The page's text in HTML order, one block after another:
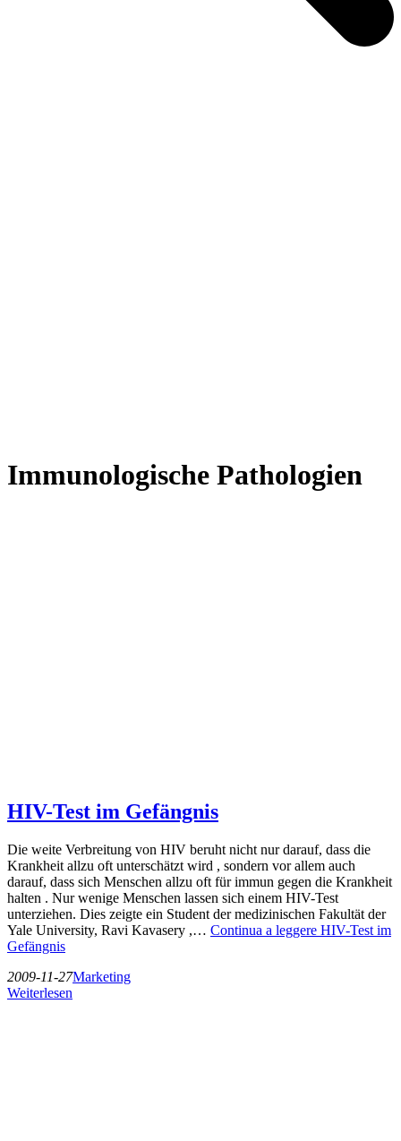
Immunologische Pathologien
HIV-Test im Gefängnis
Die weite Verbreitung von HIV beruht nicht nur darauf, dass die
Krankheit allzu oft unterschätzt wird , sondern vor allem auch
darauf, dass sich Menschen allzu oft für immun gegen die Krankheit
halten . Nur wenige Menschen lassen sich einem HIV-Test
unterziehen. Dies zeigte ein Student der medizinischen Fakultät der
Yale University, Ravi Kavasery ,… Continua a leggere HIV-Test im
Gefängnis
2009-11-27Marketing
Weiterlesen